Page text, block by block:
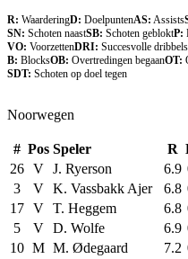
R: WaarderingD: DoelpuntenAS: Assists
SN: Schoten naastSB: Schoten gebloktP:
VO: VoorzettenDRI: Succesvolle dribbels
B: BlocksOB: Overtredingen begaanOT:
SDT: Schoten op doel tegen
Noorwegen
# Pos Speler R
26 V J. Ryerson 6.9
3
V K. Vassbakk Ajer 6.8
17 V T. Heggem 6.8
5
V D. Wolfe 6.9
10 M M. Ødegaard 7.2